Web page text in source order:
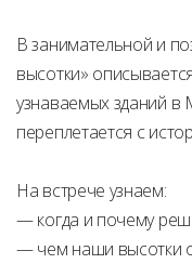
В занимательной и
высотки»
узнаваемых зданий в
переплетается с
На встрече узнаем:
— когда и почему
— чем наши высотки